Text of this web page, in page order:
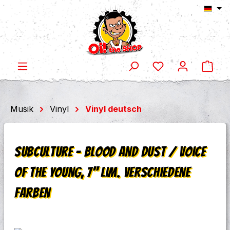
Zum Hauptinhalt springen
Musik Vinyl Vinyl deutsch
Subculture - Blood and Dust / Voice
of the Young, 7'' lim. verschiedene
Farben